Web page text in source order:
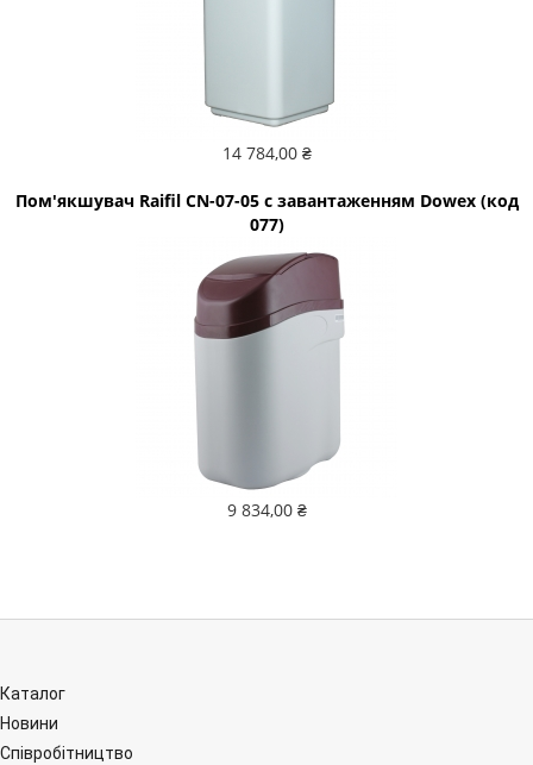
14 784,00 ₴
Пом'якшувач Raifil CN-07-05 с завантаженням Dowex (код
077)
9 834,00 ₴
Каталог
Новини
Співробітництво